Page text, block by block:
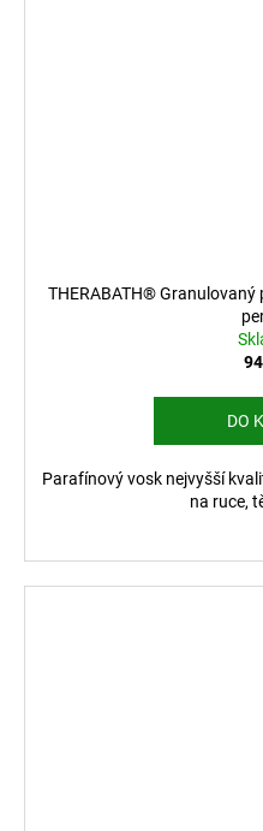
THERABATH®
DO
Parafínový vosk nejvyšší
na ruce,